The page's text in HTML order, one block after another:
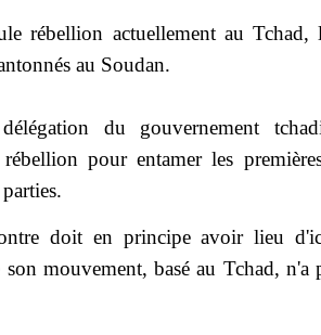
rébellion actuellement au Tchad,
au Soudan.
du gouvernement
pour entamer les
doit en principe avoir lieu
mouvement, basé au Tchad, n'a